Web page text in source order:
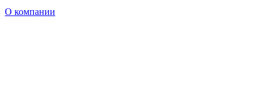
О компании